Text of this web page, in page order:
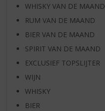
WHISKY VAN DE MAAND
RUM VAN DE MAAND
BIER VAN DE MAAND
SPIRIT VAN DE MAAND
EXCLUSIEF TOPSLIJTER
WIJN
WHISKY
BIER